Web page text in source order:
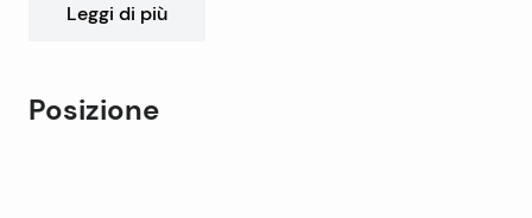
e tre camere da letto. Se un potenziale acquirente
di stoccaggio rinnovato di 9m2 and Grill, che si trova
Leggi di più
Posizione